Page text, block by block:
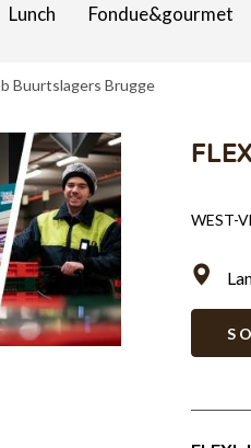
Lunch Fondue&gourmet
Buurtslagers Brugge
WEST-